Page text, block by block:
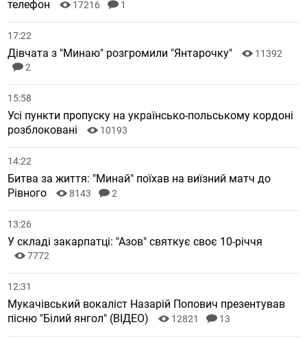
телефон
17216 1
17:22
Дівчата з "Минаю" розгромили "Янтарочку"
11392
2
15:58
Усі пункти пропуску на українсько-польському кордоні
розблоковані
10193
14:22
Битва за життя: "Минай" поїхав на виїзний матч до
Рівного
8143 2
13:26
У складі закарпатці: "Азов" святкує своє 10-річчя
7772
12:31
Мукачівський вокаліст Назарій Попович презентував
пісню "Білий янгол" (ВІДЕО)
12821 13